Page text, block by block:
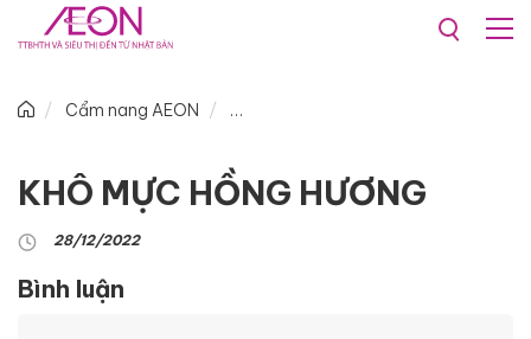
Cẩm nang AEON
KHÔ MỰC HỒNG HƯƠNG
28/12/2022
Bình luận